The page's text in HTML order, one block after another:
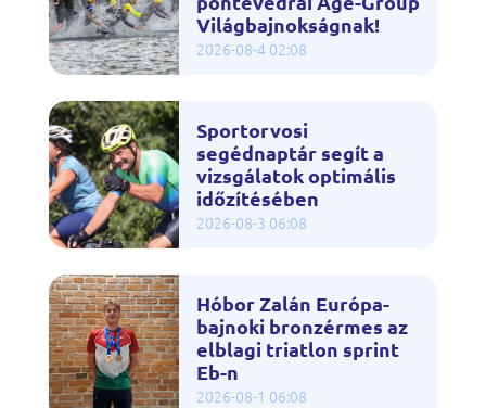
Világbajnokságnak!
2026-08-4 02:08
Sportorvosi
segédnaptár segít a
vizsgálatok optimális
időzítésében
2026-08-3 06:08
Hóbor Zalán Európa-
bajnoki bronzérmes az
elblagi triatlon sprint
Eb-n
2026-08-1 06:08